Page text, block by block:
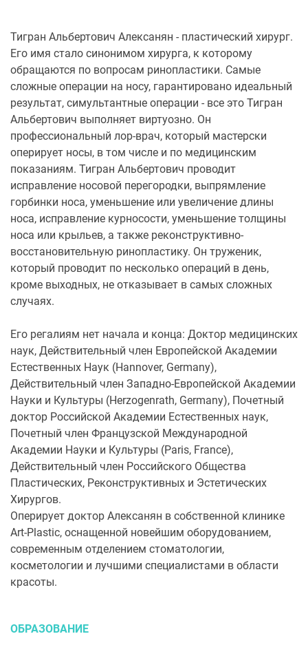
Тигран Альбертович Алексанян - пластический хирург.
Его имя стало синонимом хирурга, к которому
обращаются по вопросам ринопластики. Самые
сложные операции на носу, гарантировано идеальный
результат, симультантные операции - все это Тигран
Альбертович выполняет виртуозно. Он
профессиональный лор-врач, который мастерски
оперирует носы, в том числе и по медицинским
показаниям. Тигран Альбертович проводит
исправление носовой перегородки, выпрямление
горбинки носа, уменьшение или увеличение длины
носа, исправление курносости, уменьшение толщины
носа или крыльев, а также реконструктивно-
восстановительную ринопластику. Он труженик,
который проводит по несколько операций в день,
кроме выходных, не отказывает в самых сложных
случаях.
Его регалиям нет начала и конца: Доктор медицинских
наук, Действительный член Европейской Академии
Естественных Наук (Hannover, Germany),
Действительный член Западно-Европейской Академии
Науки и Культуры (Herzogenrath, Germany), Почетный
доктор Российской Академии Естественных наук,
Почетный член Французской Международной
Академии Науки и Культуры (Paris, France),
Действительный член Российского Общества
Пластических, Реконструктивных и Эстетических
Хирургов.
Оперирует доктор Алексанян в собственной клинике
Art-Plastic, оснащенной новейшим оборудованием,
современным отделением стоматологии,
косметологии и лучшими специалистами в области
красоты.
ОБРАЗОВАНИЕ